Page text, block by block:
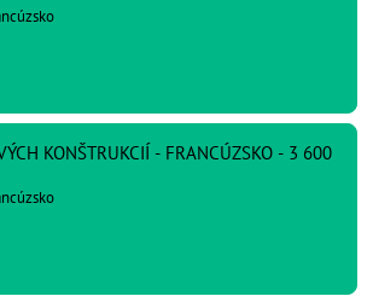
KONŠTRUKCIÍ - FRANCÚZSKO - 3 600